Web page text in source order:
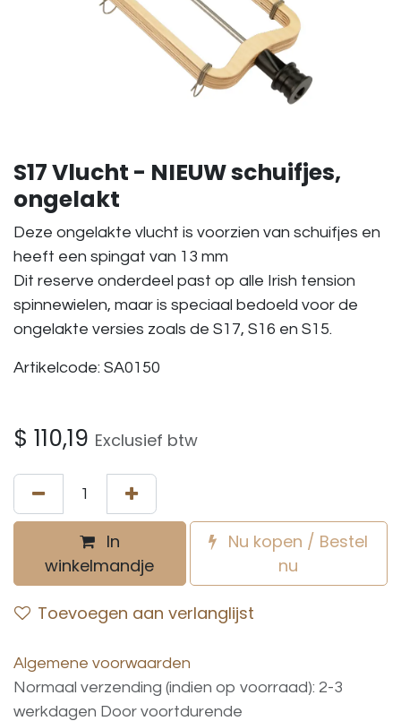
S17 Vlucht - NIEUW schuifjes,
ongelakt
Deze ongelakte vlucht is voorzien van schuifjes en
heeft een spingat van 13 mm
Dit reserve onderdeel past op alle Irish tension
spinnewielen, maar is speciaal bedoeld voor de
ongelakte versies zoals de S17, S16 en S15.
Artikelcode: SA0150
$ 110,19 Exclusief btw
In
winkelmandje
Nu kopen / Bestel
nu
Toevoegen aan verlanglijst
Algemene voorwaarden
Normaal verzending (indien op voorraad): 2-3
werkdagen Door voortdurende